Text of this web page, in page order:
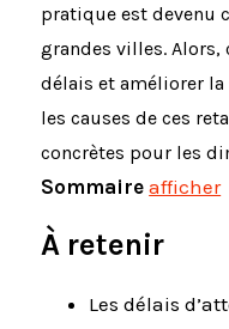
pratique est devenu
grandes villes.
délais et améliorer
les causes de ces
concrètes pour les
Sommaire afficher
À retenir
Les délais